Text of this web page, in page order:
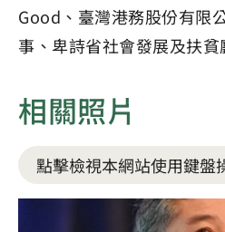
Good、臺灣港務股份有限
事、卑詩省社會發展及扶
相關照片
點擊檢視本網站使用鍵盤